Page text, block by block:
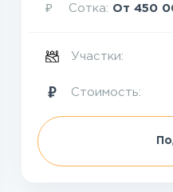
₽ Сотка: От 450
Участки:
Стоимость: